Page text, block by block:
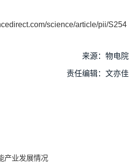
science/article/pii/S254
来源：物电院
责任编辑：文亦佳
产业发展情况